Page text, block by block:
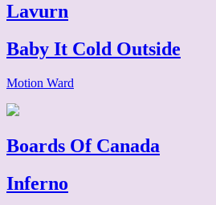
Lavurn
Baby It Cold Outside
Motion Ward
Boards Of Canada
Inferno